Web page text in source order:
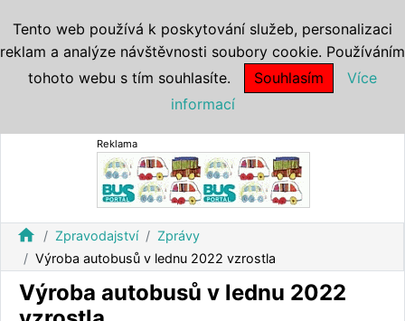
Reklama
home Zpravodajství
Zprávy
Výroba autobusů v lednu 2022 vzrostla
Výroba autobusů v lednu 2022
Tento web používá k poskytování služeb, personalizaci
reklam a analýze návštěvnosti soubory cookie. Používáním
tohoto webu s tím souhlasíte.
Souhlasím
Více
informací